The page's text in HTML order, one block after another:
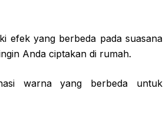
efek yang berbeda pada suasana
Anda ciptakan di rumah.
warna yang berbeda untuk